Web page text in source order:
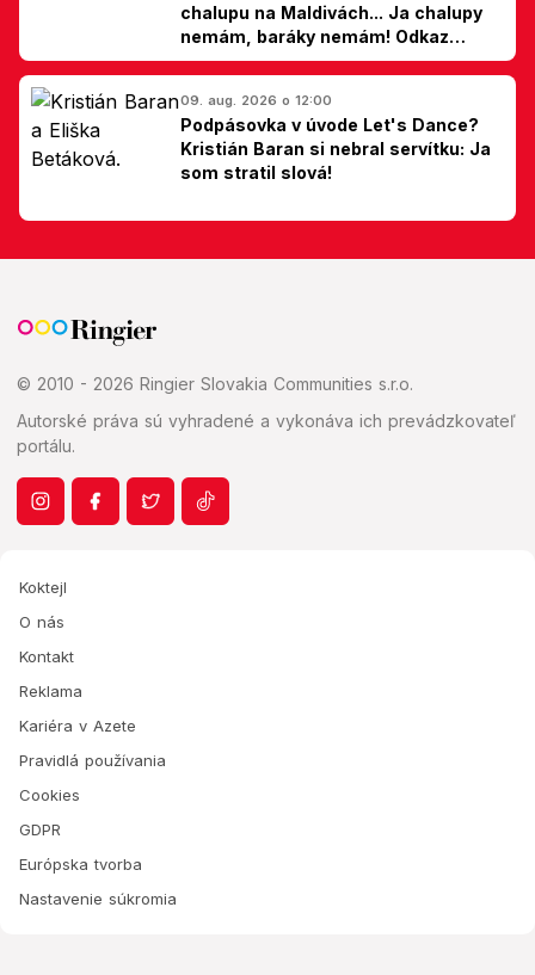
chalupu na Maldivách... Ja chalupy
nemám, baráky nemám! Odkaz
Slovákom
09. aug. 2026 o 12:00
Podpásovka v úvode Let's Dance?
Kristián Baran si nebral servítku: Ja
som stratil slová!
© 2010 - 2026 Ringier Slovakia Communities s.r.o.
Autorské práva sú vyhradené a vykonáva ich prevádzkovateľ
portálu.
Koktejl
O nás
Kontakt
Reklama
Kariéra v Azete
Pravidlá používania
Cookies
GDPR
Európska tvorba
Nastavenie súkromia